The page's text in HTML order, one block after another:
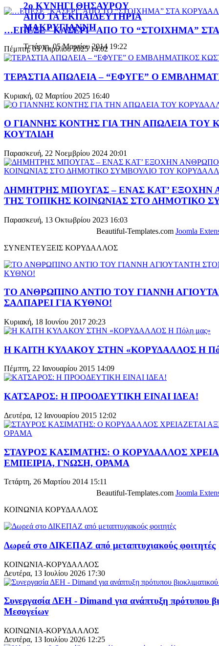
2ο ΚΥΝΗΓΙ ΘΗΣΑΥΡΟΥ
ΑΠΟ ΤΑ ΕΚΠΑΙΔΕΥΤΗΡΙΑ
ΜΑΚΡΥΓΙΑΝΝΗ
Τετάρτη, 05 Μαρτίου 2014 19:22
…ΕΠΕΣΕ "ΚΑΣΕΡΙ" ΑΠΟ ΤΟ “ΣΤΟΙΧΗΜΑ”
Πέμπτη, 03 Απριλίου 2025 14:02
ΤΕΡΑΣΤΙΑ ΑΠΩΛΕΙΑ – “ΕΦΥΓΕ” Ο
Κυριακή, 02 Μαρτίου 2025 16:40
Ο ΓΙΑΝΝΗΣ ΚΟΝΤΗΣ ΓΙΑ ΤΗΝ ΑΠΩΛΕΙΑ ΤΟΥ
ΚΟΥΤΛΙΔΗ
Παρασκευή, 22 Νοεμβρίου 2024 20:01
ΔΗΜΗΤΡΗΣ ΜΠΟΥΓΑΣ – ΕΝΑΣ ΚΑΤ’ ΕΞΟΧΗΝ
ΤΗΣ ΤΟΠΙΚΗΣ ΚΟΙΝΩΝΙΑΣ ΣΤΟ ΔΗΜΟΤΙΚΟ
Παρασκευή, 13 Οκτωβρίου 2023 16:03
Beautiful-Templates.com Joomla
ΣΥΝΕΝΤΕΥΞΕΙΣ ΚΟΡΥΔΑΛΛΟΣ
ΤΟ ΑΝΘΡΩΠΙΝΟ ΑΝΤΙΟ ΤΟΥ ΓΙΑΝΝΗ
ΣΑΛΠΑΡΕΙ ΓΙΑ ΚΥΘΝΟ!
Κυριακή, 18 Ιουνίου 2017 20:23
Η ΚΑΙΤΗ ΚΥΛΑΚΟΥ ΣΤΗΝ «ΚΟΡΥΔΑΛΛΟΣ Η
Πέμπτη, 22 Ιανουαρίου 2015 14:09
ΚΑΤΣΑΡΟΣ: Η ΠΡΟΟΔΕΥΤΙΚΗ ΕΙΝΑΙ ΙΔΕΑ!
Δευτέρα, 12 Ιανουαρίου 2015 12:02
ΣΤΑΥΡΟΣ ΚΑΣΙΜΑΤΗΣ: Ο ΚΟΡΥΔΑΛΛΟΣ
ΕΜΠΕΙΡΙΑ, ΓΝΩΣΗ, ΟΡΑΜΑ
Τετάρτη, 26 Μαρτίου 2014 15:11
Beautiful-Templates.com Joomla
ΚΟΙΝΩΝΙΑ ΚΟΡΥΔΑΛΛΟΣ
Δωρεά στο ΔΙΚΕΠΑΖ από μεταπτυχιακούς φοιτητές
ΚΟΙΝΩΝΙΑ-ΚΟΡΥΔΑΛΛΟΣ
Δευτέρα, 13 Ιουλίου 2026 17:30
Συνεργασία ΔΕΗ - Dimand για ανάπτυξη πρότυπου
Μεσογείων
ΚΟΙΝΩΝΙΑ-ΚΟΡΥΔΑΛΛΟΣ
Δευτέρα, 13 Ιουλίου 2026 12:25